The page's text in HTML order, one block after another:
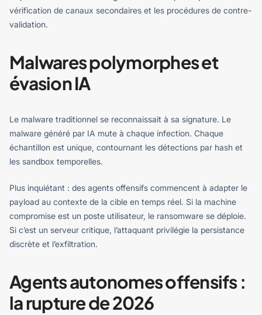
vérification de canaux secondaires et les procédures de contre-
validation.
Malwares polymorphes et
évasion IA
Le malware traditionnel se reconnaissait à sa signature. Le
malware généré par IA mute à chaque infection. Chaque
échantillon est unique, contournant les détections par hash et
les sandbox temporelles.
Plus inquiétant : des agents offensifs commencent à adapter le
payload au contexte de la cible en temps réel. Si la machine
compromise est un poste utilisateur, le ransomware se déploie.
Si c’est un serveur critique, l’attaquant privilégie la persistance
discrète et l’exfiltration.
Agents autonomes offensifs :
la rupture de 2026